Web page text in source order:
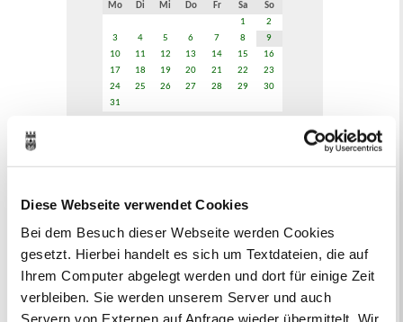
Diese Webseite verwendet Cookies
Bei dem Besuch dieser Webseite werden Cookies
gesetzt. Hierbei handelt es sich um Textdateien, die auf
Ihrem Computer abgelegt werden und dort für einige Zeit
verbleiben. Sie werden unserem Server und auch
Servern von Externen auf Anfrage wieder übermittelt. Wir
Mo
Di Mi Do Fr Sa
So
1
2
3
4 5 6 7 8
9
10
11 12 13 14 15
16
17
18 19 20 21 22
23
24
25 26 27 28 29
30
31
Online-Beteiligungsportal der
Stadtverwaltung